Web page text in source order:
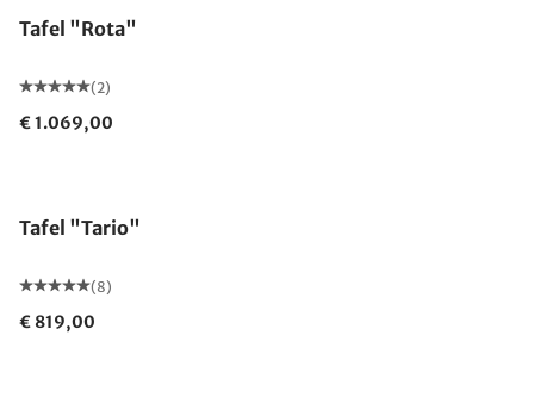
Tafel "Rota"
(2)
€ 1.069,00
Tafel "Tario"
(8)
€ 819,00